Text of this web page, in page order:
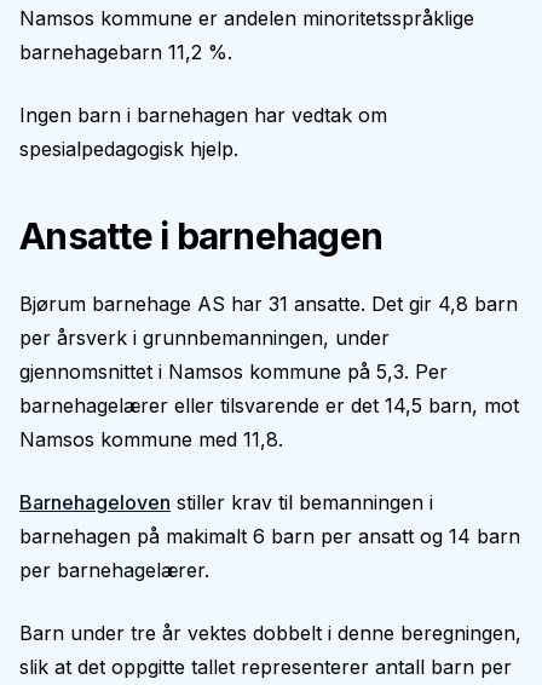
Namsos kommune er andelen minoritetsspråklige
barnehagebarn 11,2 %.
Ingen barn i barnehagen har vedtak om
spesialpedagogisk hjelp.
Ansatte i barnehagen
Bjørum barnehage AS har 31 ansatte. Det gir 4,8 barn
per årsverk i grunnbemanningen, under
gjennomsnittet i Namsos kommune på 5,3. Per
barnehagelærer eller tilsvarende er det 14,5 barn, mot
Namsos kommune med 11,8.
Barnehageloven stiller krav til bemanningen i
barnehagen på makimalt 6 barn per ansatt og 14 barn
per barnehagelærer.
Barn under tre år vektes dobbelt i denne beregningen,
slik at det oppgitte tallet representerer antall barn per